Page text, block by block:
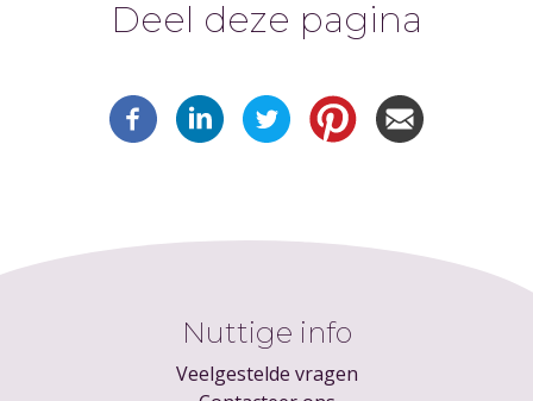
Deel deze pagina
Nuttige info
Veelgestelde vragen